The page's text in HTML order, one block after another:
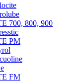
700, 800, 900
PM
FM